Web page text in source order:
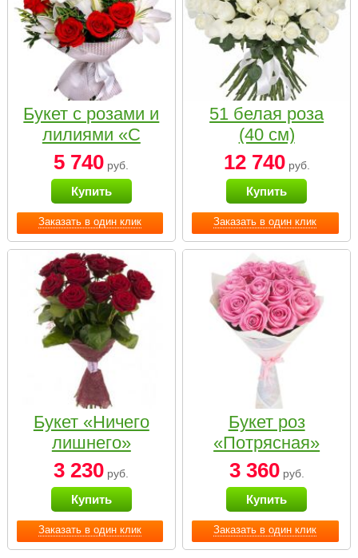
Заказать в один клик
Букет с розами и
лилиями «С
наилучшими
пожеланиями»
5 740 руб.
Купить
Заказать в один клик
51 белая роза
(40 см)
12 740руб.
Купить
Заказать в один клик
Букет «Ничего
лишнего»
3 230 руб.
Купить
Заказать в один клик
Букет роз
«Потрясная»
3 360руб.
Купить